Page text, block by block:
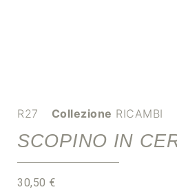
R27 Collezione RICAMBI
SCOPINO IN
30,50 €